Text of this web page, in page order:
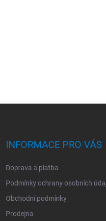
INFORMACE PRO VÁS
Doprava a platba
Podmínky ochrany osobních
Obchodní podmínky
Prodejna